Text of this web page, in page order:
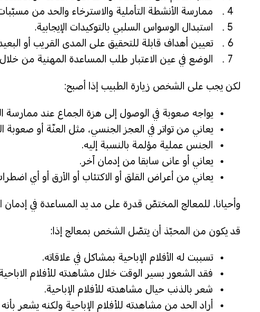
ممارسة الأنشطة التأملية والاسترخاء والحد من مسبّبات
استبدال الوسواس السلبي بالتوكيدات الإيجابية.
تعيين أهداف قابلة للتحقيق على المدى القريب أو
الوضع في عين الاعتبار طلب المساعدة المهنية من
لكن يجب على الشخص زيارة الطبيب إذا أصبح:
يواجه صعوبة في الوصول إلى هزة الجماع عند
يعاني من تواتر في العجز الجنسي، مثل العنّة أو صعوبة
الجنس عملية مؤلمة بالنسبة إليه.
يعاني أو عانى سابقا من إدمان آخر.
يعاني من أعراض القلق أو الاكتئاب أو الأرق أو أي
وأحيانا، للمعالج المختصّ قدرة على مد يد المساعدة في إدمان
قد يكون من المحبّذ أن يتصّل الشخص بمعالج إذا:
تسببت له الأفلام الإباحية بمشاكل في علاقاته.
فقد الشعور بسير الوقت خلال مشاهدته للأفلام
شعر بالذنب حيال مشاهدته للأفلام الإباحية.
أراد الحد من مشاهدته للأفلام الإباحية ولكنه يشعر